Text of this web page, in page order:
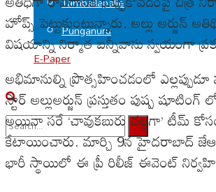
Punganuru
E-Paper
No Result
View All Result
హోప్స్ పెట్టుకుంటున్నారు. అల్లు అర్జున్
విషయాన్ని నిర్మాత బ‌న్నీవాసు స్వయంగా
అభిమానుల్ని ప్రొత్సహించ‌డంలో ఎల్లప్పుడూ
స్టార్ అల్లుఅర్జున్ ప్రస్తుతం పుష్ప
అయినా సరే ‘చావుక‌బురు చ‌ల్లగా’ టీమ్
కేటాయించారు. మార్చి 9న హైద‌రాబాద్
భారీ స్థాయిలో ఈ ప్రీ రిలీజ్ ఈవెంట్